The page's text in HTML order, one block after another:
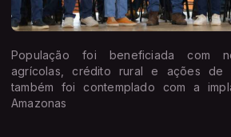
População foi beneficiada com
agrícolas, crédito rural e ações de
também foi contemplado com a
Amazonas